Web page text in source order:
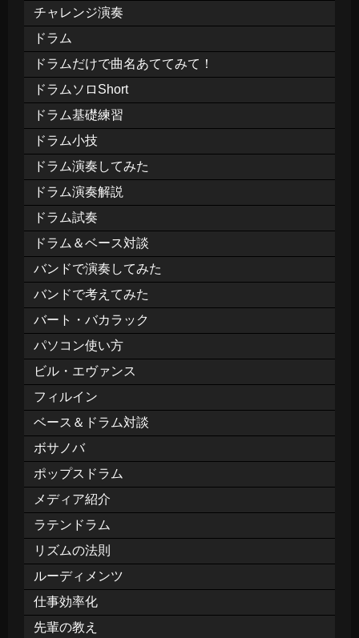
チャレンジ演奏
ドラム
ドラムだけで曲名あててみて！
ドラムソロShort
ドラム基礎練習
ドラム小技
ドラム演奏してみた
ドラム演奏解説
ドラム試奏
ドラム＆ベース対談
バンドで演奏してみた
バンドで考えてみた
バート・バカラック
パソコン使い方
ビル・エヴァンス
フィルイン
ベース＆ドラム対談
ボサノバ
ポップスドラム
メディア紹介
ラテンドラム
リズムの法則
ルーディメンツ
仕事効率化
先輩の教え